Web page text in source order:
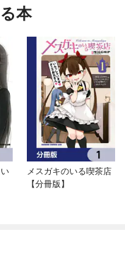
本
メスガキのいる喫茶店
【分冊版】